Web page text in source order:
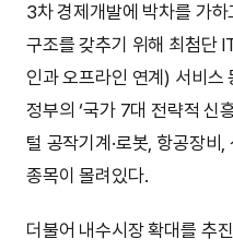
3차 경제개발에 박차를 가하
구조를 갖추기 위해 최첨단
인과 오프라인 연계) 서비스
정부의 ‘국가 7대 전략적 신
털 공작기계·로봇, 항공장비
종목이 몰려있다.
더불어 내수시장 확대를 추